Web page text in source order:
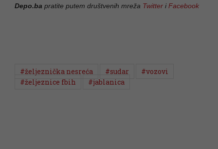
Depo.ba pratite putem društvenih mreža Twitter iFacebook
#željeznička nesreća #sudar
#vozovi
#željeznice fbih
#jablanica